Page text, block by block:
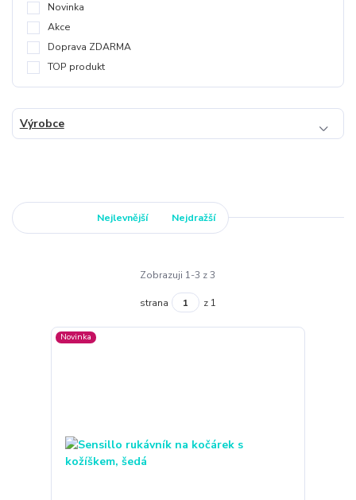
Novinka
Akce
Doprava ZDARMA
TOP produkt
Výrobce
Nejlevnější Nejdražší
Zobrazuji 1-3 z 3
strana z 1
Novinka